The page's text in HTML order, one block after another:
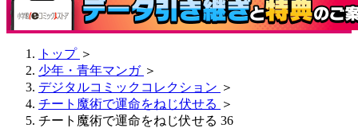
トップ ＞
少年・青年マンガ ＞
デジタルコミックコレクション ＞
チート魔術で運命をねじ伏せる ＞
チート魔術で運命をねじ伏せる 36